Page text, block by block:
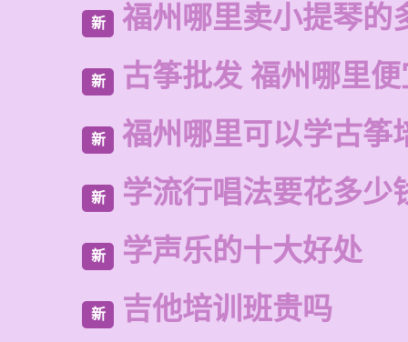
新 福州哪里卖小提琴的
新 古筝批发 福州哪里
新 福州哪里可以学古筝
新 学流行唱法要花多少
新 学声乐的十大好处
新 吉他培训班贵吗